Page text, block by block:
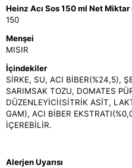
Heinz Acı Sos 150 ml Net
150
Menşei
MISIR
İçindekiler
SİRKE, SU, ACI BİBER(%24,5),
SARIMSAK TOZU, DOMATES
DÜZENLEYİCİ(SİTRİK ASİT,
GAM), ACI BİBER
İÇEREBİLİR.
Alerjen Uyarısı